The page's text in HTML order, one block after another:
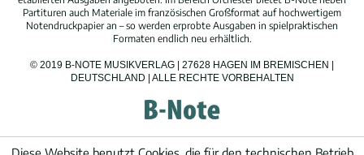
Partituren auch Materiale im französischen Großformat auf hochwertigem
Notendruckpapier an – so werden erprobte Ausgaben in spielpraktischen
Formaten endlich neu erhältlich.
© 2019 B-NOTE MUSIKVERLAG | 27628 HAGEN IM BREMISCHEN |
DEUTSCHLAND | ALLE RECHTE VORBEHALTEN